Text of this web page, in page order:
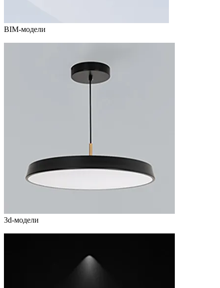
BIM-модели
3d-модели